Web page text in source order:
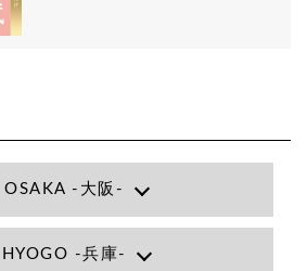
OSAKA -大阪-
大阪府大阪市北区小松原町1-27梅田エビスビル7F
HYOGO -兵庫-